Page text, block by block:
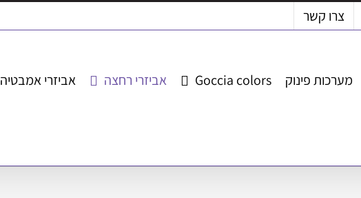
צרו קשר
מערכות פינוק Goccia colors אביזרי רחצה אביזרי אמבטיה